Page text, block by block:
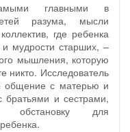
главными в
разума, мысли
где ребенка
мудрости старших, –
мышления, которую
никто. Исследователь
общение с матерью и
и сестрами,
обстановку для